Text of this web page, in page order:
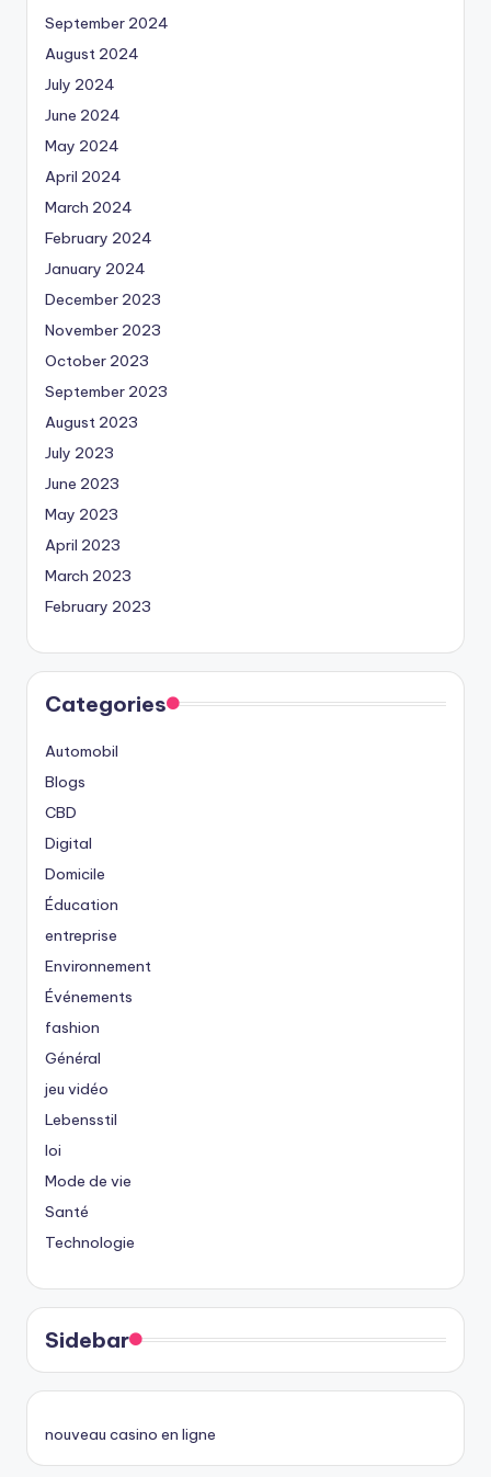
September 2024
August 2024
July 2024
June 2024
May 2024
April 2024
March 2024
February 2024
January 2024
December 2023
November 2023
October 2023
September 2023
August 2023
July 2023
June 2023
May 2023
April 2023
March 2023
February 2023
Categories
Automobil
Blogs
CBD
Digital
Domicile
Éducation
entreprise
Environnement
Événements
fashion
Général
jeu vidéo
Lebensstil
loi
Mode de vie
Santé
Technologie
Sidebar
nouveau casino en ligne